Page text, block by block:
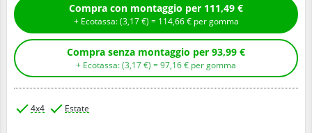
Compra con montaggio per 111,49 €
+ Ecotassa: (3,17€ ) = 114,66€ per gomma
Compra senza montaggio per 93,99 €
+ Ecotassa: (3,17€ ) =97,16€ per gomma
4x4 Estate